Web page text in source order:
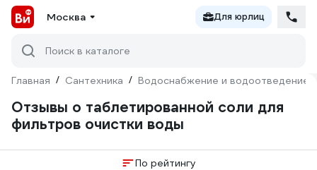
Москва Для юрлиц
Поиск в каталоге
Главная / Сантехника / Водоснабжение и водоотведение
Отзывы о таблетированной соли для
фильтров очистки воды
По рейтингу